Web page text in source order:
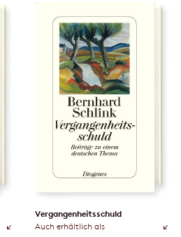
Vergangenheitsschuld
Auch erhältlich als